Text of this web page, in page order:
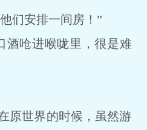
们安排一间房！”
呛进喉咙里，很是难
世界的时候，虽然游